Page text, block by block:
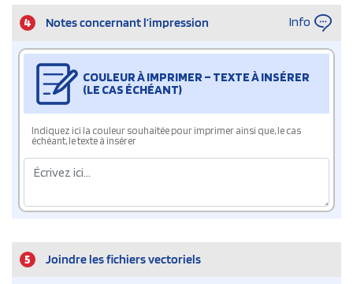
4 Notes concernant l’impression Info
COULEUR À IMPRIMER – TEXTE À INSÉRER
(LE CAS ÉCHÉANT)
Indiquez ici la couleur souhaitée pour imprimer ainsi que, le cas
échéant, le texte à insérer
5 Joindre les fichiers vectoriels